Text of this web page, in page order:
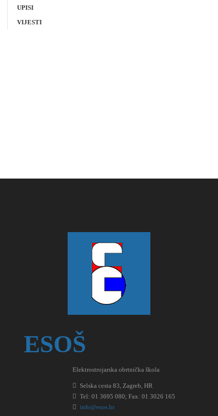
UPISI
VIJESTI
ESOŠ
Elektrostrojarska obrtnička škola
Selska cesta 83, Zagreb, HR
Tel: 01 3695 080; Fax: 01 3026 165
info@esos.hr